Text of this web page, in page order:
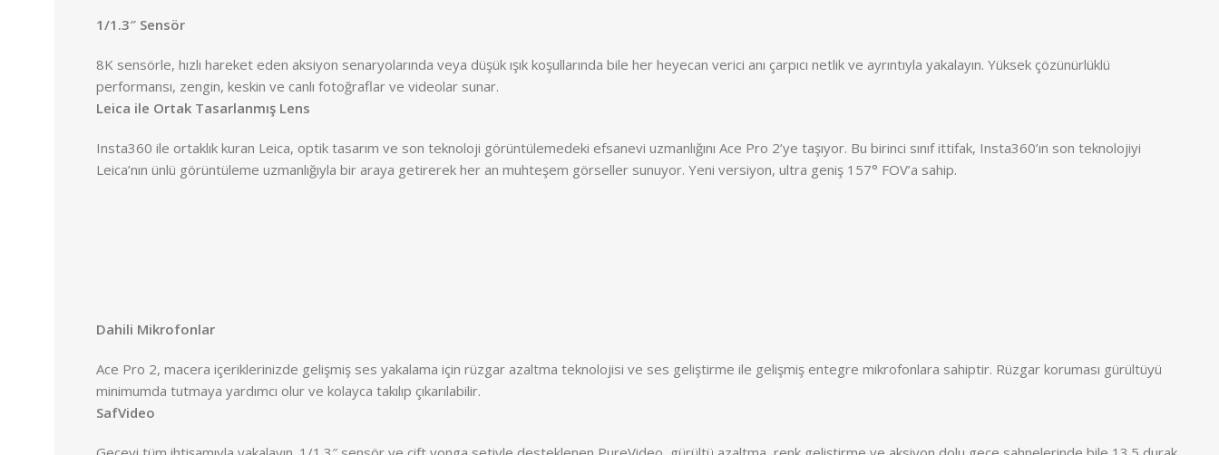
1/1.3″ Sensör
8K sensörle, hızlı hareket eden aksiyon senaryolarında veya düşük ışık koşullarında bile her heyecan verici anı çarpıcı netlik ve ayrıntıyla yakalayın. Yüksek çözünürlüklü
performansı, zengin, keskin ve canlı fotoğraflar ve videolar sunar.
Leica ile Ortak Tasarlanmış Lens
Insta360 ile ortaklık kuran Leica, optik tasarım ve son teknoloji görüntülemedeki efsanevi uzmanlığını Ace Pro 2’ye taşıyor. Bu birinci sınıf ittifak, Insta360’ın son teknolojiyi
Leica’nın ünlü görüntüleme uzmanlığıyla bir araya getirerek her an muhteşem görseller sunuyor. Yeni versiyon, ultra geniş 157° FOV’a sahip.
Dahili Mikrofonlar
Ace Pro 2, macera içeriklerinizde gelişmiş ses yakalama için rüzgar azaltma teknolojisi ve ses geliştirme ile gelişmiş entegre mikrofonlara sahiptir. Rüzgar koruması gürültüyü
minimumda tutmaya yardımcı olur ve kolayca takılıp çıkarılabilir.
SafVideo